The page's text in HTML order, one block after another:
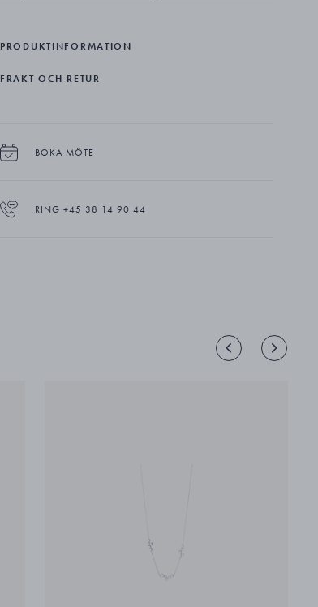
PRODUKTINFORMATION
FRAKT OCH RETUR
BOKA MÖTE
RING +45 38 14 90 44